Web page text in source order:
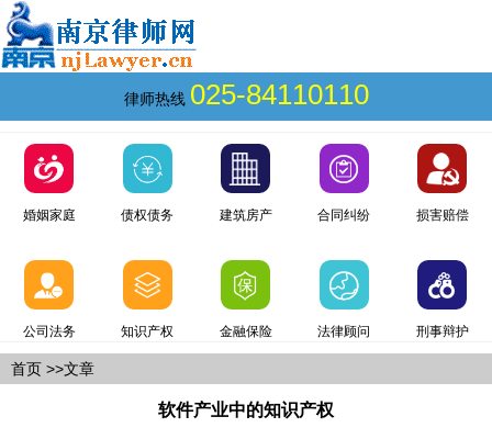
律师热线 025-84110110
婚姻家庭 债权债务 建筑房产 合同纠纷 损害赔偿
公司法务 知识产权 金融保险 法律顾问 刑事辩护
首页 >>文章
软件产业中的知识产权